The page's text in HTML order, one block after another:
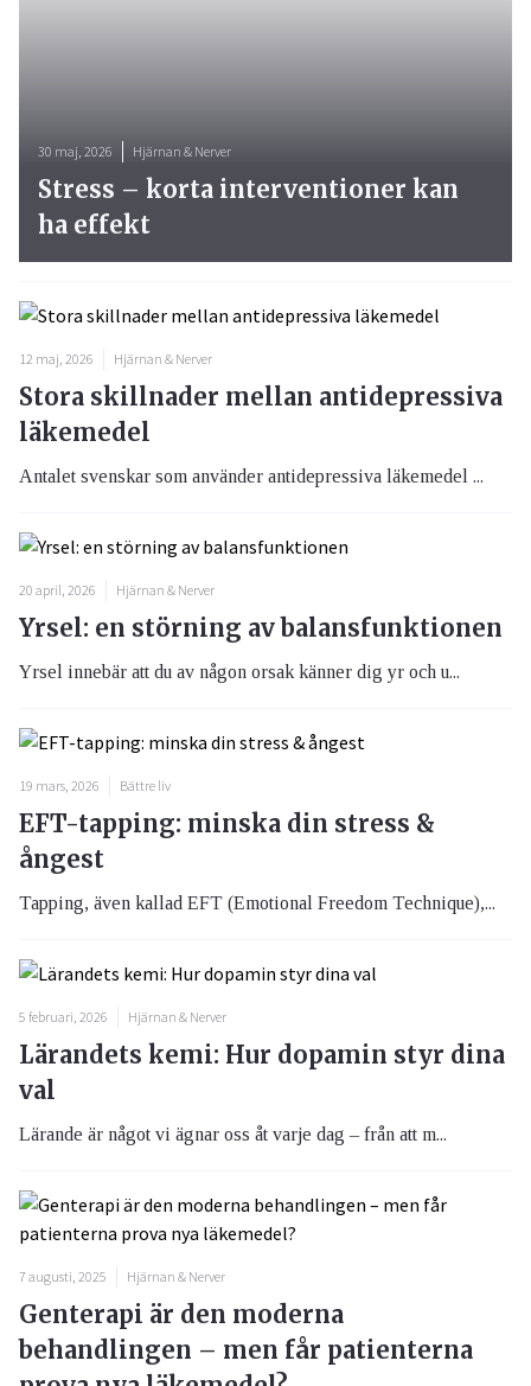
30 maj, 2026 Hjärnan & Nerver
Stress – korta interventioner kan
ha effekt
12 maj, 2026 Hjärnan & Nerver
Stora skillnader mellan antidepressiva
läkemedel
Antalet svenskar som använder antidepressiva läkemedel ...
20 april, 2026 Hjärnan & Nerver
Yrsel: en störning av balansfunktionen
Yrsel innebär att du av någon orsak känner dig yr och u...
19 mars, 2026 Bättre liv
EFT-tapping: minska din stress &
ångest
Tapping, även kallad EFT (Emotional Freedom Technique),...
5 februari, 2026 Hjärnan & Nerver
Lärandets kemi: Hur dopamin styr dina
val
Lärande är något vi ägnar oss åt varje dag – från att m...
7 augusti, 2025 Hjärnan & Nerver
Genterapi är den moderna
behandlingen – men får patienterna